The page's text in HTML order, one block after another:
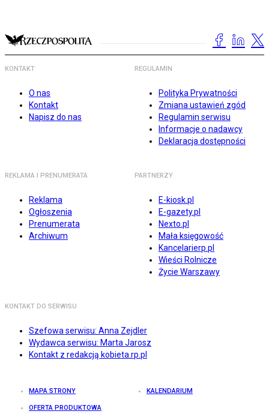
KONTAKT
O nas
Kontakt
Napisz do nas
REGULAMIN
Polityka Prywatności
Zmiana ustawień zgód
Regulamin serwisu
Informacje o nadawcy
Deklaracja dostępności
REKLAMA I PRENUMERATA
Reklama
Ogłoszenia
Prenumerata
Archiwum
PARTNERZY
E-kiosk.pl
E-gazety.pl
Nexto.pl
Mała księgowość
Kancelarierp.pl
Wieści Rolnicze
Życie Warszawy
KONTAKT DO SERWISU
Szefowa serwisu: Anna Zejdler
Wydawca serwisu: Marta Jarosz
Kontakt z redakcją kobieta.rp.pl
MAPA STRONY KALENDARIUM
OFERTA PRODUKTOWA